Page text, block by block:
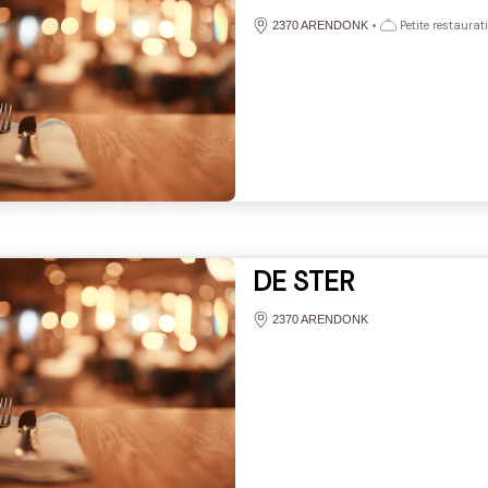
2370 ARENDONK • Petite
DE STER
2370 ARENDONK